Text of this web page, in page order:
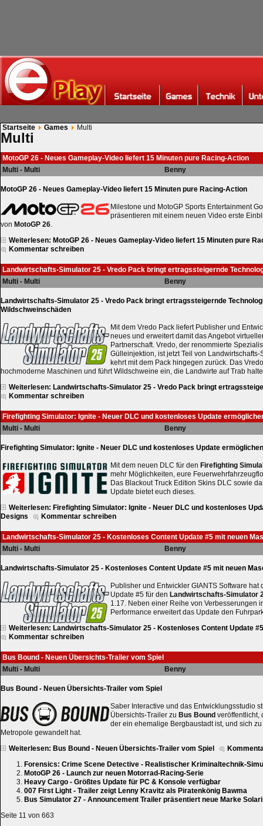
Startseite Games Multi
Multi
MotoGP 26 - Neues Gameplay-Video liefert 15 Minuten pure Racing-Action
Multi - Multi
Benny
MotoGP 26 - Neues Gameplay-Video liefert 15 Minuten pure Racing-Action
Milestone und MotoGP Sports Entertainment
präsentieren mit einem neuen Video erste
von MotoGP 26.
Weiterlesen: MotoGP 26 - Neues Gameplay-Video liefert 15 Minuten pure
Kommentar schreiben
Landwirtschafts-Simulator 25 - Vredo Pack bringt ertragssteigernde
Multi - Multi
Benny
Landwirtschafts-Simulator 25 - Vredo Pack bringt ertragssteigernde
Wildschweinschäden
Mit dem Vredo Pack liefert Publisher und
neues und erweitert damit das Angebot
Partnerschaft. Vredo, der renommierte
Gülleinjektion, ist jetzt Teil von Landwirtschafts-
kehrt mit dem Pack hingegen zurück. Das
hochmoderne Maschinen und führt Wildschweine ein, die Landwirte auf Trab
Weiterlesen: Landwirtschafts-Simulator 25 - Vredo Pack bringt
Kommentar schreiben
Firefighting Simulator: Ignite - Neuer DLC und kostenloses Update
Multi - Multi
Benny
Firefighting Simulator: Ignite - Neuer DLC und kostenloses Update
Mit dem neuen DLC für den Firefighting
mehr Möglichkeiten, eure
Das Blackout Truck Edition Skins DLC sowie
Update bietet euch dieses.
Weiterlesen: Firefighting Simulator: Ignite - Neuer DLC und kostenloses
Designs
Kommentar schreiben
Landwirtschafts-Simulator 25 - Kostenloses Content Update #5 mit neuen
Multi - Multi
Benny
Landwirtschafts-Simulator 25 - Kostenloses Content Update #5 mit neuen
Publisher und Entwickler GIANTS Software hat
Update #5 für den Landwirtschafts-Simulator
1.17. Neben einer Reihe von Verbesserungen
Performance erweitert das Update den
Weiterlesen: Landwirtschafts-Simulator 25 - Kostenloses Content Update
Kommentar schreiben
Bus Bound - Neuen Übersichts-Trailer vom Spiel
Multi - Multi
Benny
Bus Bound - Neuen Übersichts-Trailer vom Spiel
Saber Interactive und das Entwicklungsstudio
Übersichts-Trailer zu Bus Bound veröffentlicht,
der ein ehemalige Bergbaustadt ist, und sich
Metropole gewandelt hat.
Weiterlesen: Bus Bound - Neuen Übersichts-Trailer vom Spiel
Forensics: Crime Scene Detective - Realistischer Kriminaltechnik-
MotoGP 26 - Launch zur neuen Motorrad-Racing-Serie
Heavy Cargo - Größtes Update für PC & Konsole verfügbar
007 First Light - Trailer zeigt Lenny Kravitz als Piratenkönig Bawma
Bus Simulator 27 - Announcement Trailer präsentiert neue Marke
Seite 11 von 663